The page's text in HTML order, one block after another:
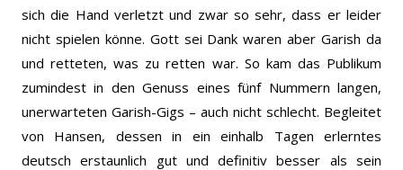
sich die Hand verletzt und zwar so sehr, dass er leider
nicht spielen könne. Gott sei Dank waren aber Garish da
und retteten, was zu retten war. So kam das Publikum
zumindest in den Genuss eines fünf Nummern langen,
unerwarteten Garish-Gigs – auch nicht schlecht. Begleitet
von Hansen, dessen in ein einhalb Tagen erlerntes
deutsch erstaunlich gut und definitiv besser als sein